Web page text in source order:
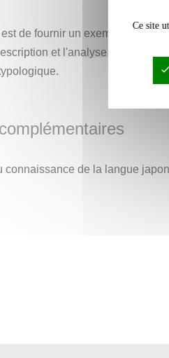
de fournir un exemple, à
et l'analyse d'une
connaissance de la langue
Ce site